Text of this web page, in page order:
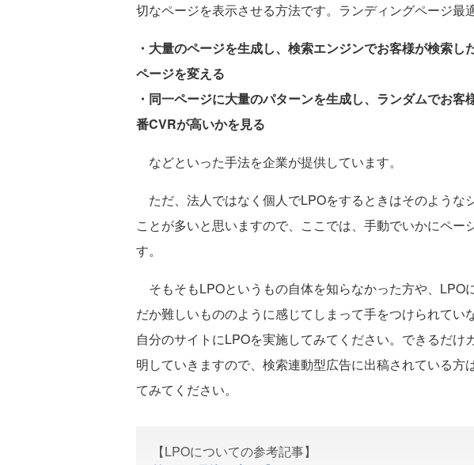
切なページを表示させる方法です。ランディングページ最
・大量のページを生成し、検索エンジンでお客様が検索し
ページを変える
・同一ページに大量のパターンを生成し、ランダムでお
番CVRが高いかを見る
などといった手法を企業が提供しています。
ただ、法人ではなく個人でLPOをするときはそのような
ことが多いと思いますので、ここでは、手動でいかにペー
す。
そもそもLPOというもの自体を知らなかった方や、LPO
だか難しいもののように感じてしまって手をつけられてい
自分のサイトにLPOを実施してみてください。できるだけ
明していきますので、検索連動型広告に出稿されている方
てみてください。
【LPOについての参考記事】